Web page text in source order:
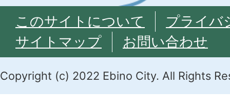
このサイトについて
プライバ
サイトマップ
お問い合わせ
Copyright (c) 2022 Ebino City. All Rights